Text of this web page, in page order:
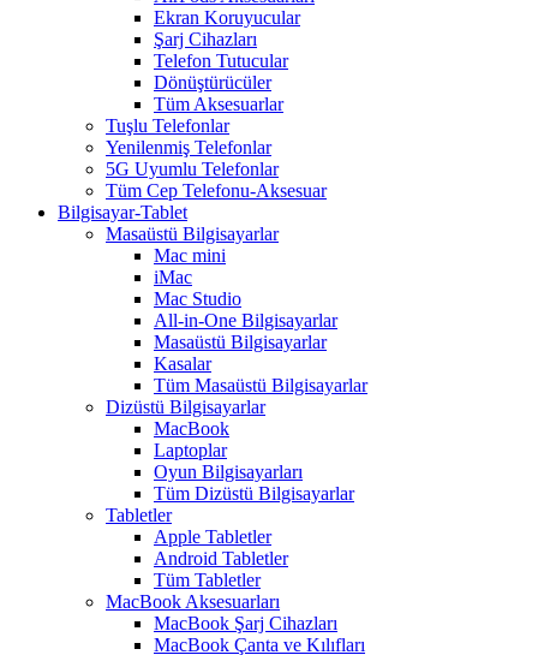
Ekran Koruyucular
Şarj Cihazları
Telefon Tutucular
Dönüştürücüler
Tüm Aksesuarlar
Tuşlu Telefonlar
Yenilenmiş Telefonlar
5G Uyumlu Telefonlar
Tüm Cep Telefonu-Aksesuar
Bilgisayar-Tablet
Masaüstü Bilgisayarlar
Mac mini
iMac
Mac Studio
All-in-One Bilgisayarlar
Masaüstü Bilgisayarlar
Kasalar
Tüm Masaüstü Bilgisayarlar
Dizüstü Bilgisayarlar
MacBook
Laptoplar
Oyun Bilgisayarları
Tüm Dizüstü Bilgisayarlar
Tabletler
Apple Tabletler
Android Tabletler
Tüm Tabletler
MacBook Aksesuarları
MacBook Şarj Cihazları
MacBook Çanta ve Kılıfları